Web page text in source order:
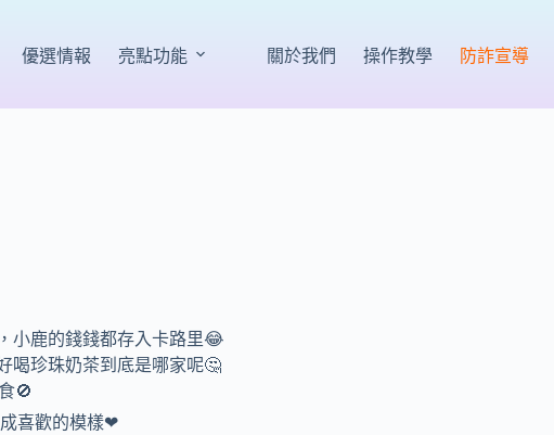
優選情報 亮點功能 關於我們 操作教學 防詐宣導
小鹿的錢錢都存入卡路里😂
喝珍珠奶茶到底是哪家呢🤔
🚫
喜歡的模樣❤